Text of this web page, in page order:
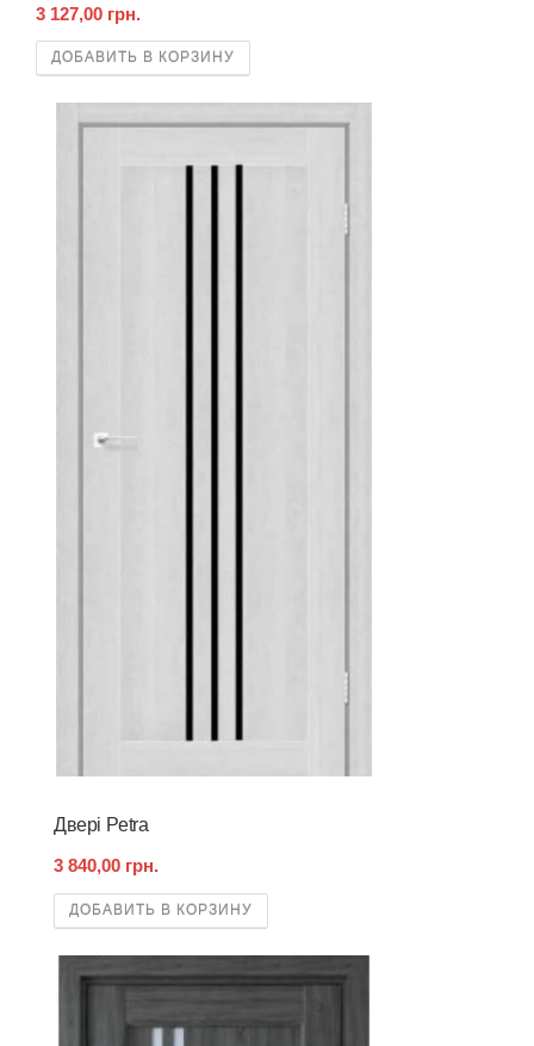
3 127,00 грн.
ДОБАВИТЬ В КОРЗИНУ
Двері Petra
3 840,00 грн.
ДОБАВИТЬ В КОРЗИНУ